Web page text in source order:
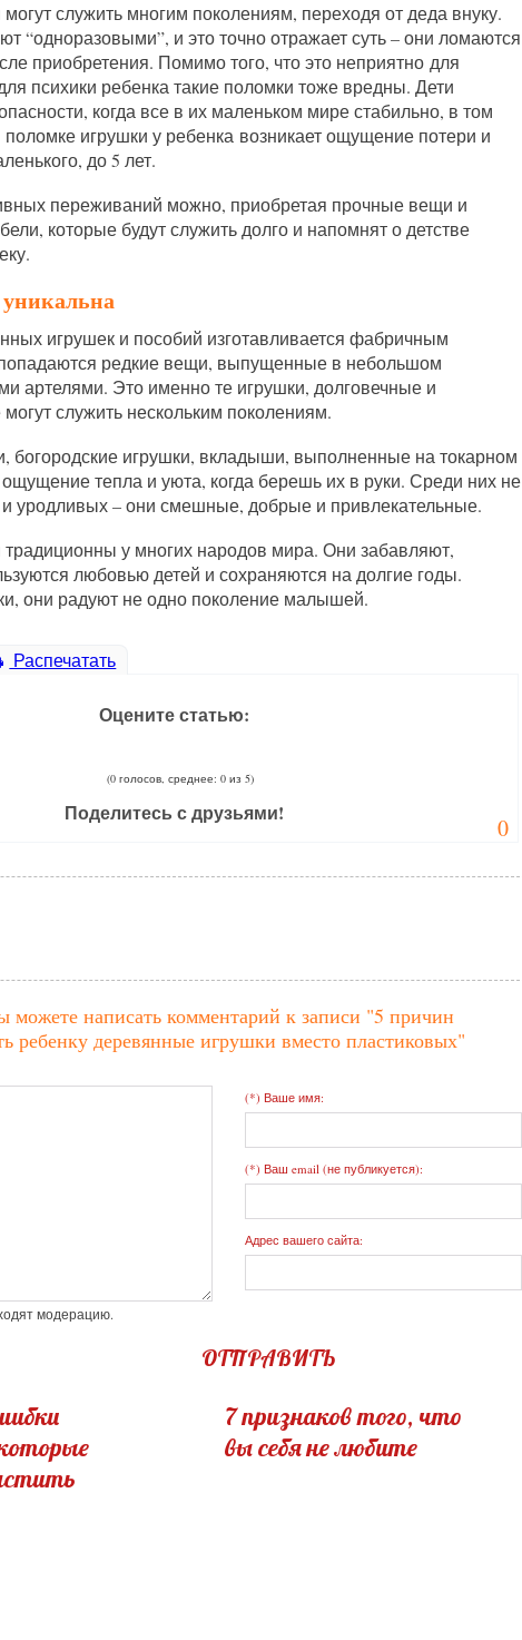
0
служить многим поколениям, переходя от деда внуку.
“одноразовыми”, и это точно отражает суть – они ломаются
приобретения. Помимо того, что это неприятно для
психики ребенка такие поломки тоже вредны. Дети
когда все в их маленьком мире стабильно, в том
игрушки у ребенка возникает ощущение потери и
до 5 лет.
переживаний можно, приобретая прочные вещи и
которые будут служить долго и напомнят о детстве
игрушек и пособий изготавливается фабричным
редкие вещи, выпущенные в небольшом
артелями. Это именно те игрушки, долговечные и
служить нескольким поколениям.
богородские игрушки, вкладыши, выполненные на токарном
ощущение тепла и уюта, когда берешь их в руки. Среди них не
уродливых – они смешные, добрые и привлекательные.
у многих народов мира. Они забавляют,
любовью детей и сохраняются на долгие годы.
они радуют не одно поколение малышей.
Распечатать
Оцените статью:
(0 голосов, среднее: 0 из 5)
Поделитесь с друзьями!
можете написать комментарий к записи "5 причин
ребенку деревянные игрушки вместо пластиковых"
(*) Ваше имя:
(*) Ваш email (не публикуется):
Адрес вашего сайта:
модерацию.
ОТПРАВИТЬ
7 признаков того, что
вы себя не любите